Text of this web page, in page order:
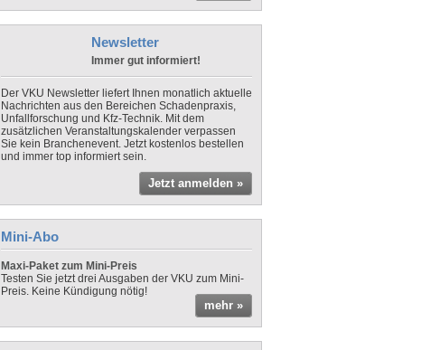
Newsletter
Immer gut informiert!
Der VKU Newsletter liefert Ihnen monatlich aktuelle
Nachrichten aus den Bereichen Schadenpraxis,
Unfallforschung und Kfz-Technik. Mit dem
zusätzlichen Veranstaltungskalender verpassen
Sie kein Branchenevent. Jetzt kostenlos bestellen
und immer top informiert sein.
Jetzt anmelden »
Mini-Abo
Maxi-Paket zum Mini-Preis
Testen Sie jetzt drei Ausgaben der VKU zum Mini-
Preis. Keine Kündigung nötig!
mehr »